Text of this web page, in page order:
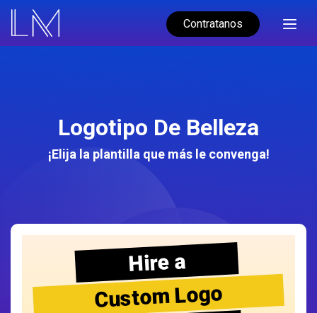
Contratanos
Logotipo De Belleza
¡Elija la plantilla que más le convenga!
Hire a
Custom Logo